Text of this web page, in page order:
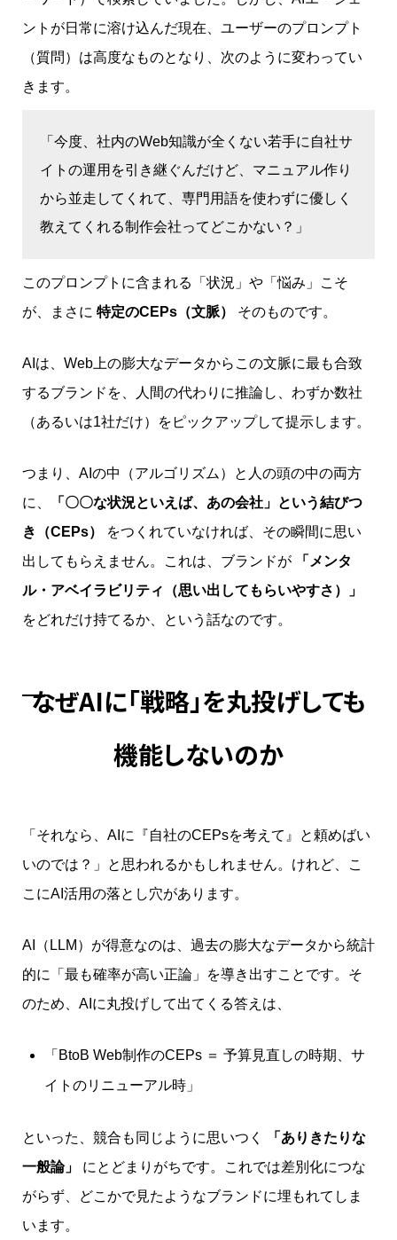
ントが日常に溶け込んだ現在、ユーザーのプロンプト
（質問）は高度なものとなり、次のように変わってい
きます。
「今度、社内のWeb知識が全くない若手に自社サ
イトの運用を引き継ぐんだけど、マニュアル作り
から並走してくれて、専門用語を使わずに優しく
教えてくれる制作会社ってどこかない？」
このプロンプトに含まれる「状況」や「悩み」こそ
が、まさに 特定のCEPs（文脈） そのものです。
AIは、Web上の膨大なデータからこの文脈に最も合致
するブランドを、人間の代わりに推論し、わずか数社
（あるいは1社だけ）をピックアップして提示します。
つまり、AIの中（アルゴリズム）と人の頭の中の両方
に、
「〇〇な状況といえば、あの会社」という結びつ
き（CEPs）
をつくれていなければ、その瞬間に思い
出してもらえません。これは、ブランドが
「メンタ
ル・アベイラビリティ（思い出してもらいやすさ）」
をどれだけ持てるか、という話なのです。
なぜAIに「戦略」を丸投げしても
機能しないのか
「それなら、AIに『自社のCEPsを考えて』と頼めばい
いのでは？」と思われるかもしれません。けれど、こ
こにAI活用の落とし穴があります。
AI（LLM）が得意なのは、過去の膨大なデータから統計
的に「最も確率が高い正論」を導き出すことです。そ
のため、AIに丸投げして出てくる答えは、
「BtoB Web制作のCEPs ＝ 予算見直しの時期、サ
イトのリニューアル時」
といった、競合も同じように思いつく
「ありきたりな
一般論」
にとどまりがちです。これでは差別化につな
がらず、どこかで見たようなブランドに埋もれてしま
います。